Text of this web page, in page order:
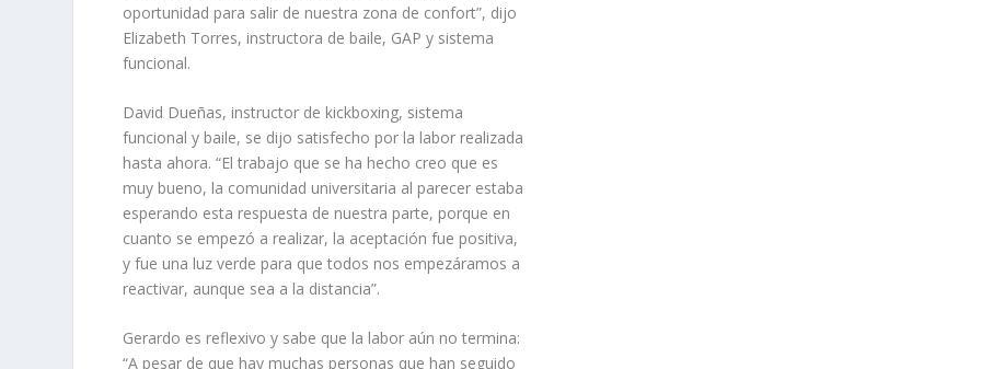
oportunidad para salir de nuestra zona de confort”, dijo
Elizabeth Torres, instructora de baile, GAP y sistema
funcional.
David Dueñas, instructor de kickboxing, sistema
funcional y baile, se dijo satisfecho por la labor realizada
hasta ahora. “El trabajo que se ha hecho creo que es
muy bueno, la comunidad universitaria al parecer estaba
esperando esta respuesta de nuestra parte, porque en
cuanto se empezó a realizar, la aceptación fue positiva,
y fue una luz verde para que todos nos empezáramos a
reactivar, aunque sea a la distancia”.
Gerardo es reflexivo y sabe que la labor aún no termina:
“A pesar de que hay muchas personas que han seguido